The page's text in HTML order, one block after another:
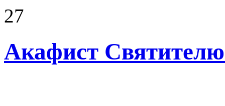
27
Акафист